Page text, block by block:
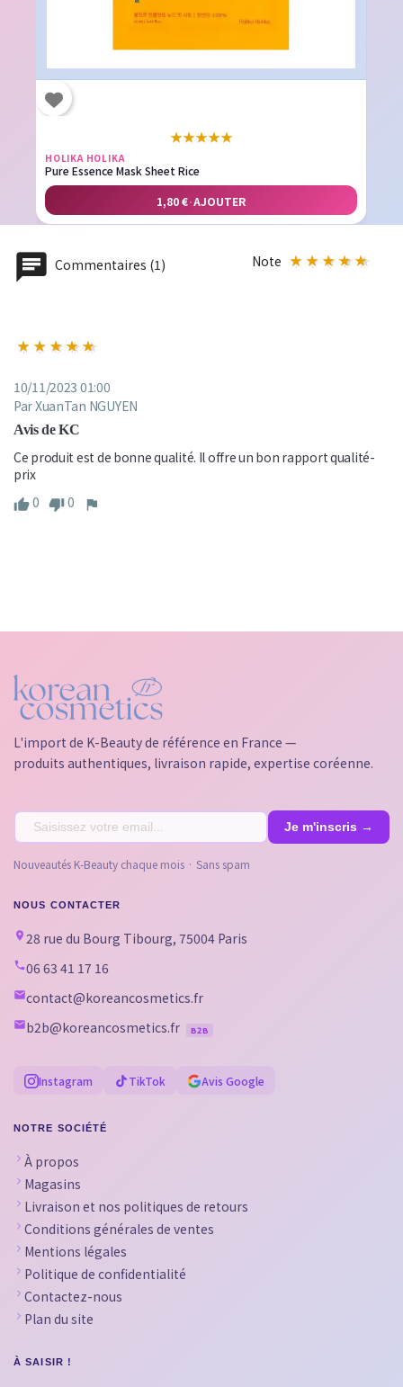
★★★★★
HOLIKA HOLIKA
Pure Essence Mask Sheet Rice
1,80 €·AJOUTER
Commentaires (1) Note
10/11/2023 01:00
Par XuanTan NGUYEN
Avis de KC
Ce produit est de bonne qualité. Il offre un bon rapport qualité-
prix
0
0
L'import de K-Beauty de référence en France —
produits authentiques, livraison rapide, expertise coréenne.
Nouveautés K-Beauty chaque mois · Sans spam
NOUS CONTACTER
28 rue du Bourg Tibourg, 75004 Paris
06 63 41 17 16
contact@koreancosmetics.fr
b2b@koreancosmetics.fr
B2B
Instagram TikTok Avis Google
NOTRE SOCIÉTÉ
À propos
Magasins
Livraison et nos politiques de retours
Conditions générales de ventes
Mentions légales
Politique de confidentialité
Contactez-nous
Plan du site
À SAISIR !